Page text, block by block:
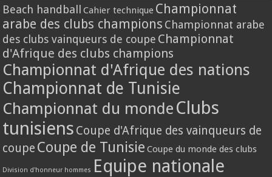
Beach handball Cahier technique Championnat
arabe des clubs champions Championnat arabe
des clubs vainqueurs de coupe Championnat
d'Afrique des clubs champions
Championnat d'Afrique des nations
Championnat de Tunisie
Championnat du monde Clubs
tunisiens Coupe d'Afrique des vainqueurs de
coupe Coupe de Tunisie Coupe du monde des clubs
Division d'honneur hommes Equipe nationale